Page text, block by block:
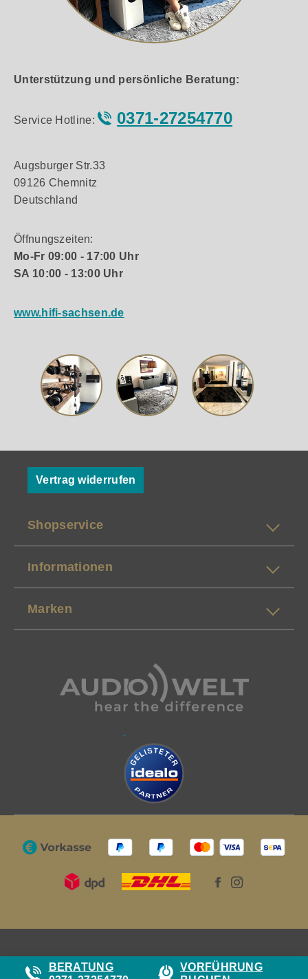
Unterstützung und persönliche Beratung:
Service Hotline: 0371-27254770
Augsburger Str.33
09126 Chemnitz
Deutschland
Öffnungszeiten:
Mo-Fr 09:00 - 17:00 Uhr
SA 10:00 - 13:00 Uhr
www.hifi-sachsen.de
Vertrag widerrufen
Shopservice
Informationen
Marken
BERATUNG
VORFÜHRUNG